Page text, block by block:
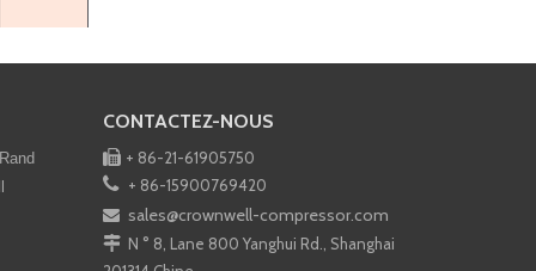
CONTACTEZ-NOUS
 + 86-21-61905750
 + 86-15900769420
 sales@crownwell-compressor.com
 N ° 8, Lane 800 Yanghui Rd., Shanghai